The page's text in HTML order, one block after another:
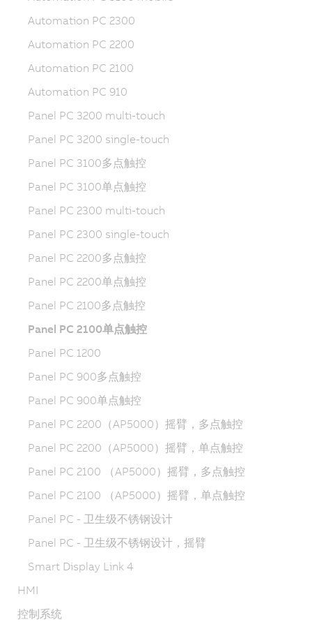
Automation PC 2300
Automation PC 2200
Automation PC 2100
Automation PC 910
Panel PC 3200 multi-touch
Panel PC 3200 single-touch
Panel PC 3100多点触控
Panel PC 3100单点触控
Panel PC 2300 multi-touch
Panel PC 2300 single-touch
Panel PC 2200多点触控
Panel PC 2200单点触控
Panel PC 2100多点触控
Panel PC 2100单点触控
Panel PC 1200
Panel PC 900多点触控
Panel PC 900单点触控
Panel PC 2200（AP5000）摇臂，多点触控
Panel PC 2200（AP5000）摇臂，单点触控
Panel PC 2100 （AP5000）摇臂，多点触控
Panel PC 2100 （AP5000）摇臂，单点触控
Panel PC - 卫生级不锈钢设计
Panel PC - 卫生级不锈钢设计，摇臂
Smart Display Link 4
HMI
控制系统